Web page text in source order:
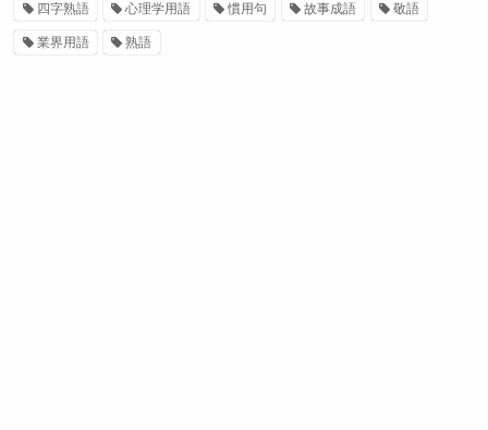
四字熟語 心理学用語 慣用句 故事成語 敬語
業界用語 熟語